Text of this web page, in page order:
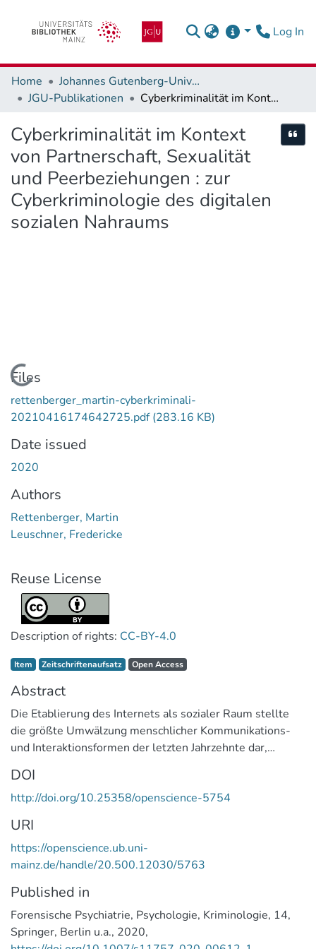
Log In
Home
Johannes Gutenberg-Universität Mainz
JGU-Publikationen
Cyberkriminalität im Kontext von Partnerschaft, Sexualität und Peerbeziehungen : zur Cyberkriminologie des digitalen sozialen Nahraums
Cyberkriminalität im Kontext
von Partnerschaft, Sexualität
und Peerbeziehungen : zur
Cyberkriminologie des digitalen
sozialen Nahraums
Loading...
Files
rettenberger_martin-cyberkriminali-
20210416174642725.pdf(283.16 KB)
Date issued
2020
Authors
Rettenberger, Martin
Leuschner, Fredericke
Reuse License
Description of rights: CC-BY-4.0
Item type:
Item, Zeitschriftenaufsatz Access status:
Open Access,
Abstract
Die Etablierung des Internets als sozialer Raum stellte
die größte Umwälzung menschlicher Kommunikations-
und Interaktionsformen der letzten Jahrzehnte dar,
Welt angepasst wurden, aber auch neue
kriminalitätsbezogene Äußerungsformen entstanden. Der
vorliegende Übersichtsartikel beschäftigt sich vorrangig
mit kriminologischen und forensischen Erkenntnissen aus
dem deutschsprachigen Raum zu Formen der
Cyberkriminalität, die im Kontext von Partnerschaft,
Sexualität und Peerbeziehungen auftreten: Neben dem
Cyberstalking und Cybergrooming werden Cyberbullying
(oder -mobbing) sowie das (Love- oder
Romance‑)Scamming kurz vorgestellt und zentrale
DOI
http://doi.org/10.25358/openscience-5754
URI
https://openscience.ub.uni-
mainz.de/handle/20.500.12030/5763
Published in
Forensische Psychiatrie, Psychologie, Kriminologie, 14,
Springer, Berlin u.a., 2020,